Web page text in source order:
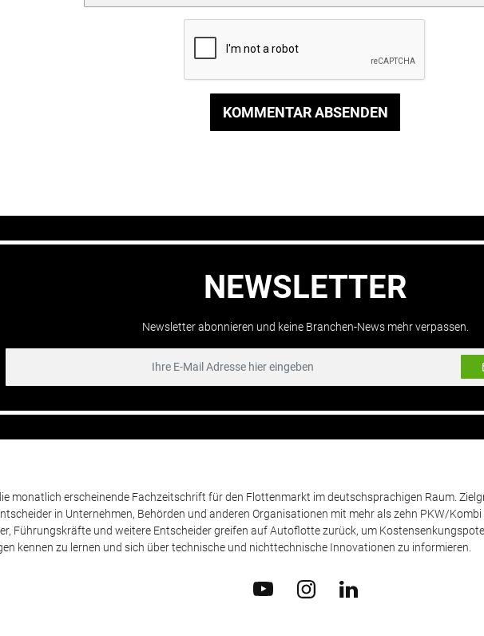
KOMMENTAR ABSENDEN
NEWSLETTER
Newsletter abonnieren und keine Branchen-News mehr verpassen.
monatlich erscheinende Fachzeitschrift für den Flottenmarkt im deutschsprachigen Raum.
in Unternehmen, Behörden und anderen Organisationen mit mehr als zehn PKW/
Führungskräfte und weitere Entscheider greifen auf Autoflotte zurück, um
kennen zu lernen und sich über technische und nichttechnische Innovationen zu informieren.